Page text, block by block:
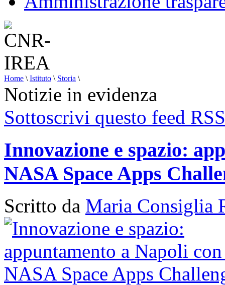
Home \ Istituto \ Storia \
Notizie in evidenza
Sottoscrivi questo feed RSS
Innovazione e spazio:
NASA Space Apps
Scritto da Maria Consiglia